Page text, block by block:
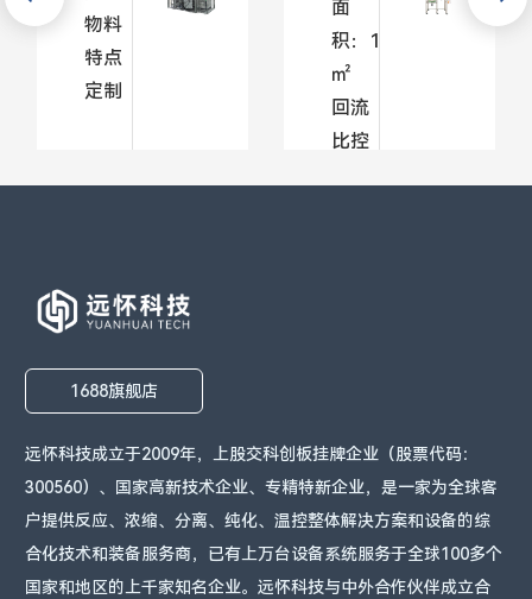
物料
特点
定制
面
积：1
㎡
回流
比控
1688旗舰店
远怀科技成立于2009年，上股交科创板挂牌企业（股票代码：
300560）、国家高新技术企业、专精特新企业，是一家为全球客
户提供反应、浓缩、分离、纯化、温控整体解决方案和设备的综
合化技术和装备服务商，已有上万台设备系统服务于全球100多个
国家和地区的上千家知名企业。远怀科技与中外合作伙伴成立合